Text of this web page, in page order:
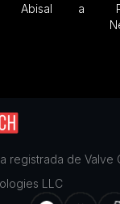
Abisal
a
registrada de Valve
LLC